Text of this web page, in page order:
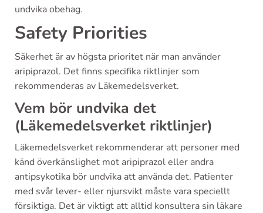
undvika obehag.
Safety Priorities
Säkerhet är av högsta prioritet när man använder
aripiprazol. Det finns specifika riktlinjer som
rekommenderas av Läkemedelsverket.
Vem bör undvika det
(Läkemedelsverket riktlinjer)
Läkemedelsverket rekommenderar att personer med
känd överkänslighet mot aripiprazol eller andra
antipsykotika bör undvika att använda det. Patienter
med svår lever- eller njursvikt måste vara speciellt
försiktiga. Det är viktigt att alltid konsultera sin läkare